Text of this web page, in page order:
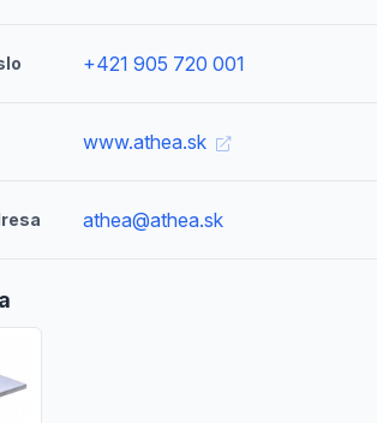
+421 905 720 001
www.athea.sk
athea@athea.sk